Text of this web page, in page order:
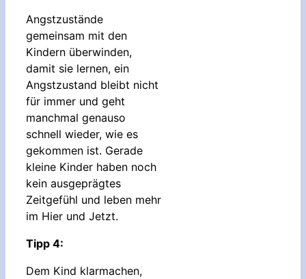
Angstzustände
gemeinsam mit den
Kindern überwinden,
damit sie lernen, ein
Angstzustand bleibt nicht
für immer und geht
manchmal genauso
schnell wieder, wie es
gekommen ist. Gerade
kleine Kinder haben noch
kein ausgeprägtes
Zeitgefühl und leben mehr
im Hier und Jetzt.
Tipp 4:
Dem Kind klarmachen,